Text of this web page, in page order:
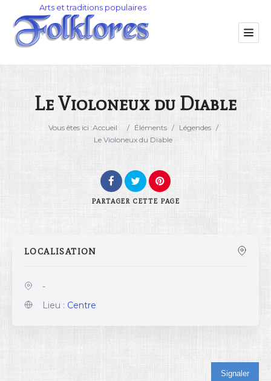
Catégorie
Le Violoneux du Diable
Vous êtes ici :Accueil / Éléments / Légendes /
Le Violoneux du Diable
PARTAGER CETTE PAGE
LOCALISATION
-
Lieu : Centre
Signaler